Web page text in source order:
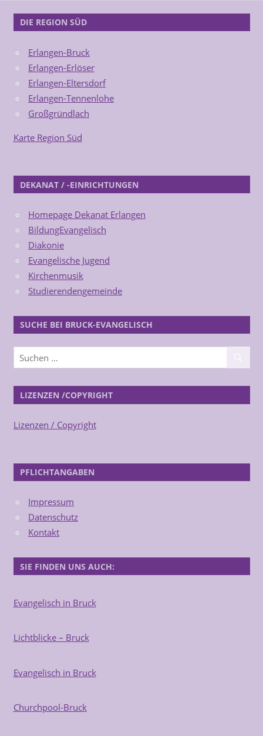
DIE REGION SÜD
Erlangen-Bruck
Erlangen-Erlöser
Erlangen-Eltersdorf
Erlangen-Tennenlohe
Großgründlach
Karte Region Süd
DEKANAT / -EINRICHTUNGEN
Homepage Dekanat Erlangen
BildungEvangelisch
Diakonie
Evangelische Jugend
Kirchenmusik
Studierendengemeinde
SUCHE BEI BRUCK-EVANGELISCH
LIZENZEN /COPYRIGHT
Lizenzen / Copyright
PFLICHTANGABEN
Impressum
Datenschutz
Kontakt
SIE FINDEN UNS AUCH:
Evangelisch in Bruck
Lichtblicke – Bruck
Evangelisch in Bruck
Churchpool-Bruck